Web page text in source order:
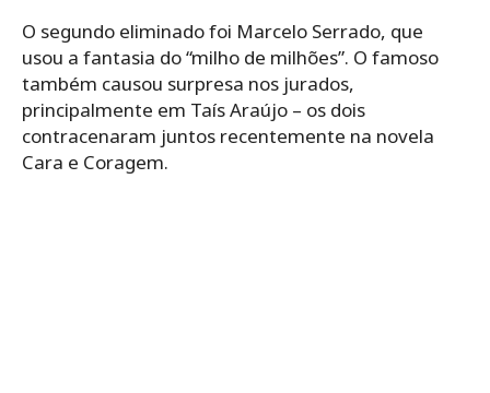
O segundo eliminado foi Marcelo Serrado, que
usou a fantasia do “milho de milhões”. O famoso
também causou surpresa nos jurados,
principalmente em Taís Araújo – os dois
contracenaram juntos recentemente na novela
Cara e Coragem.